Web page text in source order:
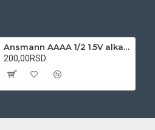
Ansmann AAAA 1/2 1.5V alkalna baterija
200,00RSD